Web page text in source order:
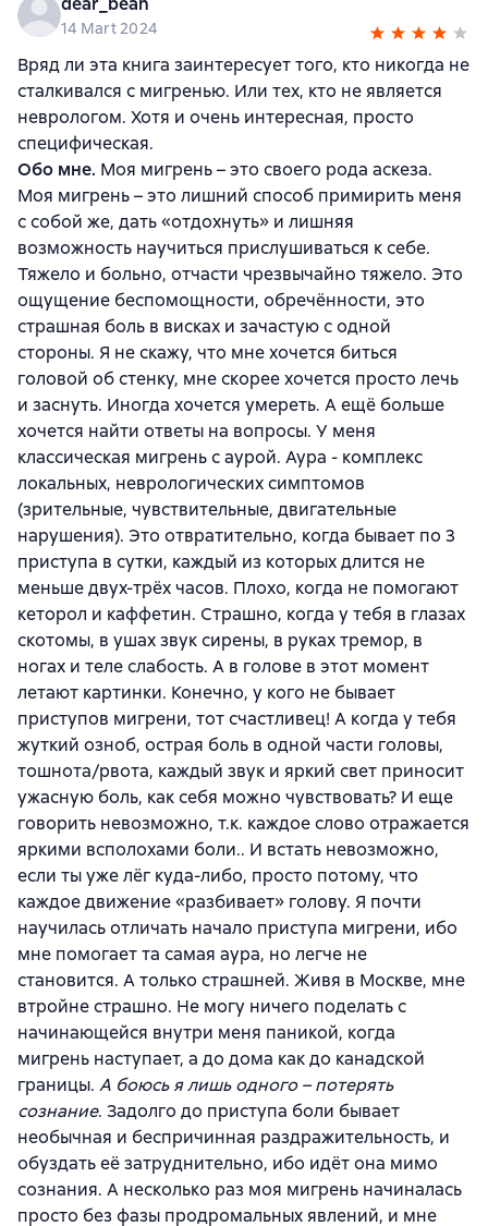
14 Mart 2024
Вряд ли эта книга заинтересует того, кто никогда не
сталкивался с мигренью. Или тех, кто не является
неврологом. Хотя и очень интересная, просто
специфическая.
Обо мне. Моя мигрень – это своего рода аскеза.
Моя мигрень – это лишний способ примирить меня
с собой же, дать «отдохнуть» и лишняя
возможность научиться прислушиваться к себе.
Тяжело и больно, отчасти чрезвычайно тяжело. Это
ощущение беспомощности, обречённости, это
страшная боль в висках и зачастую с одной
стороны. Я не скажу, что мне хочется биться
головой об стенку, мне скорее хочется просто лечь
и заснуть. Иногда хочется умереть. А ещё больше
хочется найти ответы на вопросы. У меня
классическая мигрень с аурой. Аура - комплекс
локальных, неврологических симптомов
(зрительные, чувствительные, двигательные
нарушения). Это отвратительно, когда бывает по 3
приступа в сутки, каждый из которых длится не
меньше двух-трёх часов. Плохо, когда не помогают
кеторол и каффетин. Страшно, когда у тебя в глазах
скотомы, в ушах звук сирены, в руках тремор, в
ногах и теле слабость. А в голове в этот момент
летают картинки. Конечно, у кого не бывает
приступов мигрени, тот счастливец! А когда у тебя
жуткий озноб, острая боль в одной части головы,
тошнота/рвота, каждый звук и яркий свет приносит
ужасную боль, как себя можно чувствовать? И еще
говорить невозможно, т.к. каждое слово отражается
яркими всполохами боли.. И встать невозможно,
если ты уже лёг куда-либо, просто потому, что
каждое движение «разбивает» голову. Я почти
научилась отличать начало приступа мигрени, ибо
мне помогает та самая аура, но легче не
становится. А только страшней. Живя в Москве, мне
втройне страшно. Не могу ничего поделать с
начинающейся внутри меня паникой, когда
мигрень наступает, а до дома как до канадской
границы. А боюсь я лишь одного – потерять
сознание. Задолго до приступа боли бывает
необычная и беспричинная раздражительность, и
обуздать её затруднительно, ибо идёт она мимо
сознания. А несколько раз моя мигрень начиналась
просто без фазы продромальных явлений, и мне